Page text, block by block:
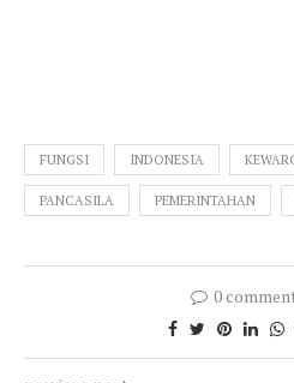
FUNGSI INDONESIA
PANCASILA PEMERINTAHAN
0